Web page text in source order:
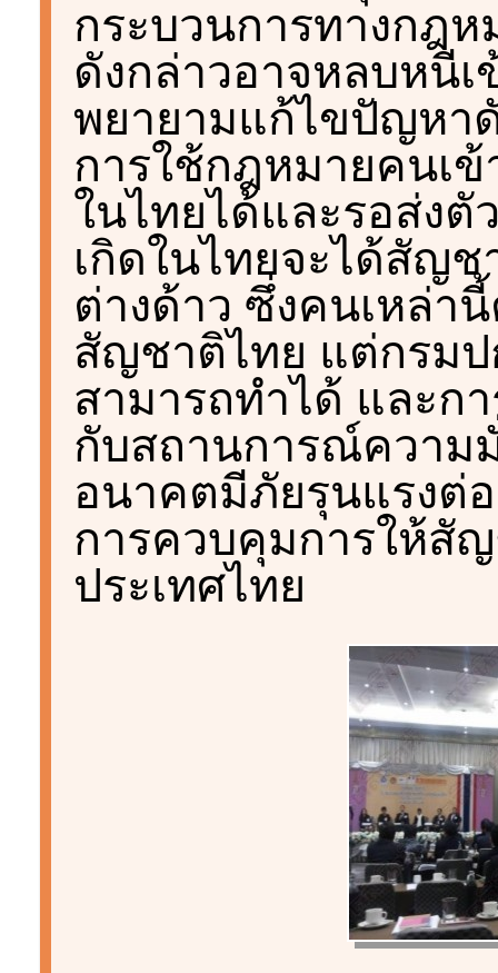
กระบวนการทางกฎ
ดังกล่าวอาจหลบหนีเ
พยายามแก้ไขปัญหา
การใช้กฎหมายคนเ
ในไทยได้และรอส่ง
เกิดในไทยจะได้สัญ
ต่างด้าว ซึ่งคนเหล่า
สัญชาติไทย แต่กรมป
สามารถทำได้ และก
กับสถานการณ์ความ
อนาคตมีภัยรุนแรงต่
การควบคุมการให้สั
ประเทศไทย